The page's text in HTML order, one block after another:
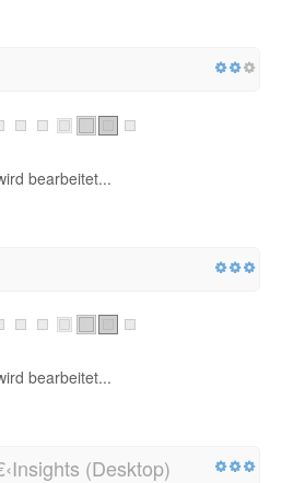
bearbeitet...
bearbeitet...
(Desktop)